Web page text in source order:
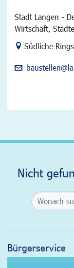
Stadt Langen -
Wirtschaft,
Link zur
Südliche
Nicht
Bürgerservice